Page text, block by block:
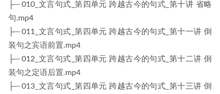
├─ 010_文言句式_第四单元 跨越古今的句式_第十讲 省略
句.mp4
├─ 011_文言句式_第四单元 跨越古今的句式_第十一讲 倒
装句之宾语前置.mp4
├─ 012_文言句式_第四单元 跨越古今的句式_第十二讲 倒
装句之定语后置.mp4
├─ 013_文言句式_第四单元 跨越古今的句式_第十三讲 倒